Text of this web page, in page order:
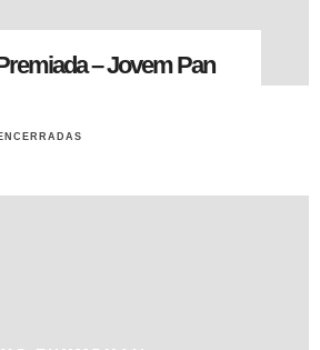
– Jovem Pan